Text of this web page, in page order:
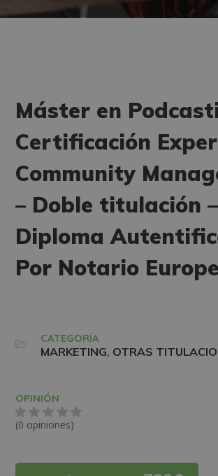
Máster en
Certificación
Community
– Doble titulación –
Diploma
Por Notario
CATEGORÍA
MARKETING, OTRAS
OPINIÓN
(0 opiniones)